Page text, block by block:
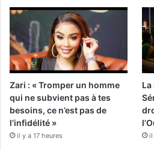
Zari : « Tromper un homme
qui ne subvient pas à tes
besoins, ce n’est pas de
l’infidélité »
il y a 17 heures il